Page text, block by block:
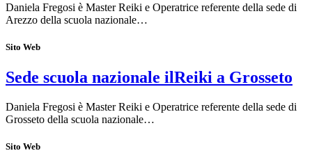
Daniela Fregosi è Master Reiki e Operatrice referente della sede di
Arezzo della scuola nazionale…
Sito Web
Sede scuola nazionale ilReiki a Grosseto
Daniela Fregosi è Master Reiki e Operatrice referente della sede di
Grosseto della scuola nazionale…
Sito Web